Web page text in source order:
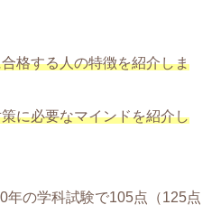
格する人の特徴を紹介しま
に必要なマインドを紹介し
の学科試験で105点（125点